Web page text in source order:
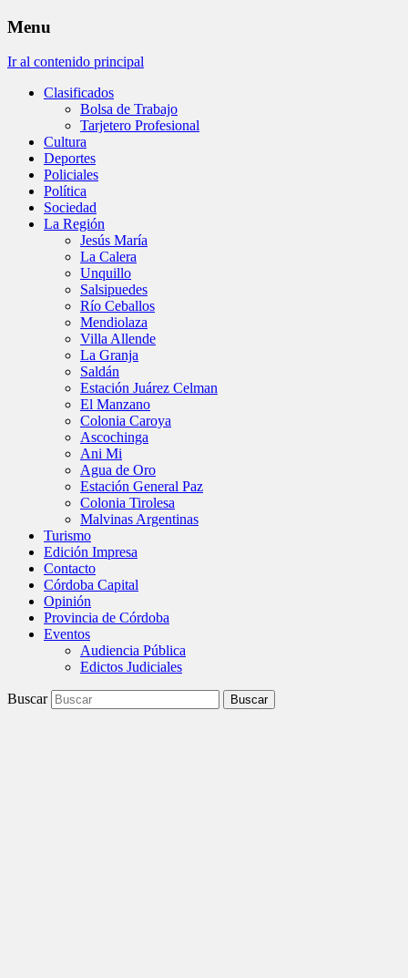
Menu
Ir al contenido principal
Clasificados
Bolsa de Trabajo
Tarjetero Profesional
Cultura
Deportes
Policiales
Política
Sociedad
La Región
Jesús María
La Calera
Unquillo
Salsipuedes
Río Ceballos
Mendiolaza
Villa Allende
La Granja
Saldán
Estación Juárez Celman
El Manzano
Colonia Caroya
Ascochinga
Ani Mi
Agua de Oro
Estación General Paz
Colonia Tirolesa
Malvinas Argentinas
Turismo
Edición Impresa
Contacto
Córdoba Capital
Opinión
Provincia de Córdoba
Eventos
Audiencia Pública
Edictos Judiciales
Buscar